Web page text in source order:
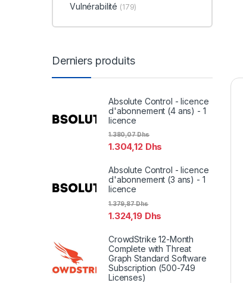
Vulnérabilité (179)
Derniers produits
Absolute Control - licence
d'abonnement (4 ans) - 1
licence
1.304,12 Dhs
1.380,07Dhs
Absolute Control - licence
d'abonnement (3 ans) - 1
licence
1.324,19 Dhs
1.379,87Dhs
CrowdStrike 12-Month
Complete with Threat
Graph Standard Software
Subscription (500-749
Licenses)